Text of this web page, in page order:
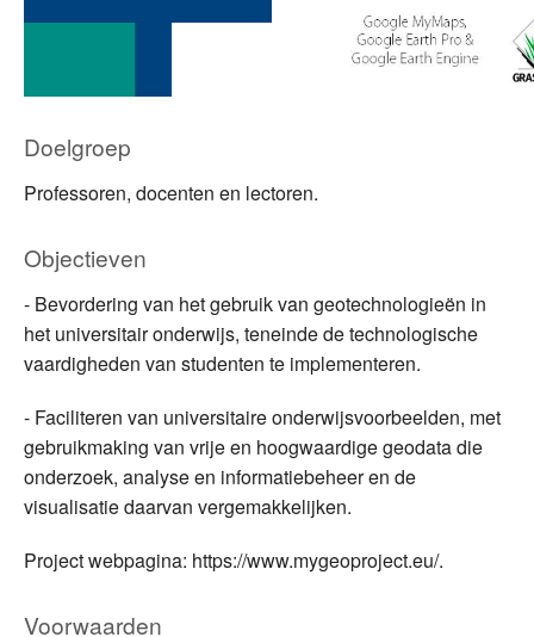
Doelgroep
Professoren, docenten en lectoren.
Objectieven
- Bevordering van het gebruik van geotechnologieën in
het universitair onderwijs, teneinde de technologische
vaardigheden van studenten te implementeren.
- Faciliteren van universitaire onderwijsvoorbeelden, met
gebruikmaking van vrije en hoogwaardige geodata die
onderzoek, analyse en informatiebeheer en de
visualisatie daarvan vergemakkelijken.
Project webpagina: https://www.mygeoproject.eu/.
Voorwaarden